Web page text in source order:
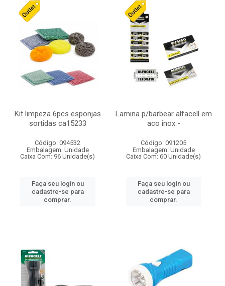
Kit limpeza 6pcs esponjas
sortidas ca15233
Código: 094532
Embalagem: Unidade
Caixa Com: 96 Unidade(s)
Faça seu login ou
cadastre-se para
comprar.
Lamina p/barbear alfacell em
aco inox -
Código: 091205
Embalagem: Unidade
Caixa Com: 60 Unidade(s)
Faça seu login ou
cadastre-se para
comprar.